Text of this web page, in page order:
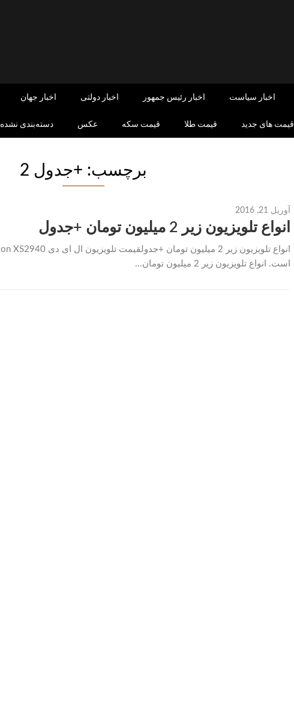
اخبار جهان اخبار دولتی اخبار رئیس جمهور اخبار سیاست
دسته‌بندی نشده عکس قیمت سکه قیمت طلا قیمت های جدید
برچسب: +جدول 2
آوریل 21, 2016
انواع تلویزیون زیر 2 میلیون تومان +جدول
است. انواع تلویزیون زیر 2 میلیون تومان...